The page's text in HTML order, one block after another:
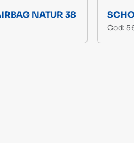
NATUR 38
Cod: